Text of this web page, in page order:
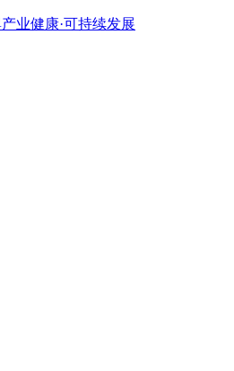
业健康·可持续发展